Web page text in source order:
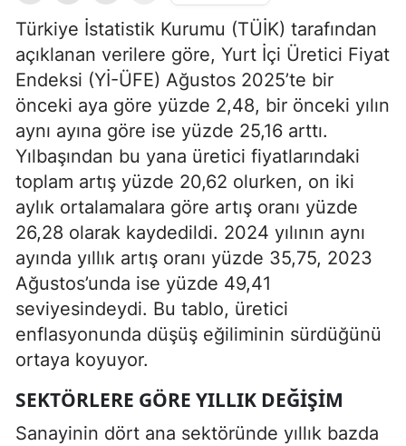
Türkiye İstatistik Kurumu (TÜİK) tarafından
açıklanan verilere göre, Yurt İçi Üretici Fiyat
Endeksi (Yİ-ÜFE) Ağustos 2025’te bir
önceki aya göre yüzde 2,48, bir önceki yılın
aynı ayına göre ise yüzde 25,16 arttı.
Yılbaşından bu yana üretici fiyatlarındaki
toplam artış yüzde 20,62 olurken, on iki
aylık ortalamalara göre artış oranı yüzde
26,28 olarak kaydedildi. 2024 yılının aynı
ayında yıllık artış oranı yüzde 35,75, 2023
Ağustos’unda ise yüzde 49,41
seviyesindeydi. Bu tablo, üretici
enflasyonunda düşüş eğiliminin sürdüğünü
ortaya koyuyor.
SEKTÖRLERE GÖRE YILLIK DEĞIŞIM
Sanayinin dört ana sektöründe yıllık bazda